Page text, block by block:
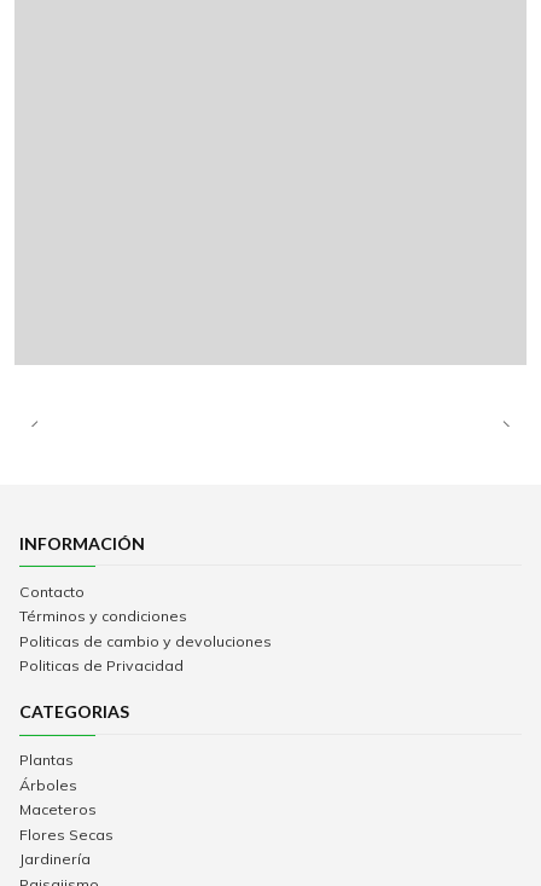
INFORMACIÓN
Contacto
Términos y condiciones
Politicas de cambio y devoluciones
Politicas de Privacidad
CATEGORIAS
Plantas
Árboles
Maceteros
Flores Secas
Jardinería